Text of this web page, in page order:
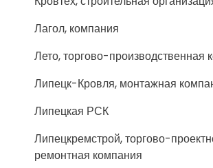
Лагол, компания
Лето, торгово-производственная
Липецк-Кровля, монтажная
Липецкая РСК
Липецкремстрой, торгово-
ремонтная компания